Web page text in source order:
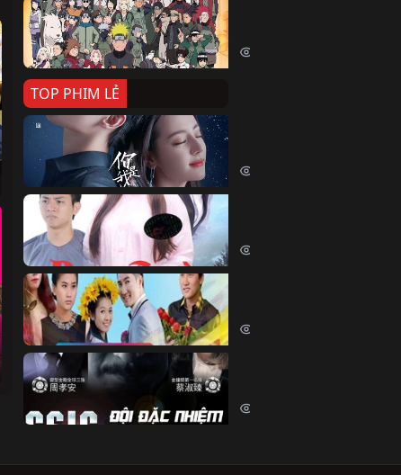
TOP PHIM LẺ